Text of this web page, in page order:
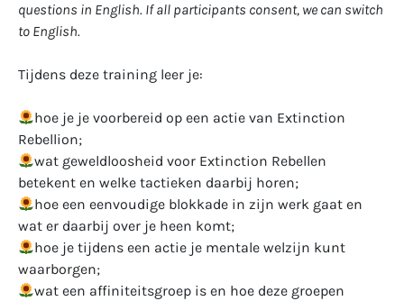
questions in English. If all participants consent, we can switch
to English.
Tijdens deze training leer je:
hoe je je voorbereid op een actie van Extinction
Rebellion;
wat geweldloosheid voor Extinction Rebellen
betekent en welke tactieken daarbij horen;
hoe een eenvoudige blokkade in zijn werk gaat en
wat er daarbij over je heen komt;
hoe je tijdens een actie je mentale welzijn kunt
waarborgen;
wat een affiniteitsgroep is en hoe deze groepen